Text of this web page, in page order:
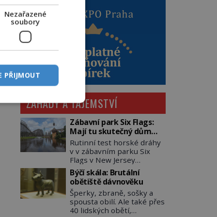
ZÁHADY A TAJEMSTVÍ
Zábavní park Six Flags:
Mají tu skutečný dům
hrůzy!
Rutinní test horské dráhy
v v zábavním parku Six
Flags v New Jersey
dopadne 16. srpna 1981
katastrofou. 20letý technik
Scott Tyler se zřítí na zem!
Zranění jsou neslučitelná
se životem. „Nepoužil
bezpečnostní zábranu,“
Býčí skála: Brutální
obětiště dávnověku
Šperky, zbraně, sošky a
spousta obilí. Ale také přes
40 lidských obětí,
Nezařazené
soubory
PŘIJMOUT